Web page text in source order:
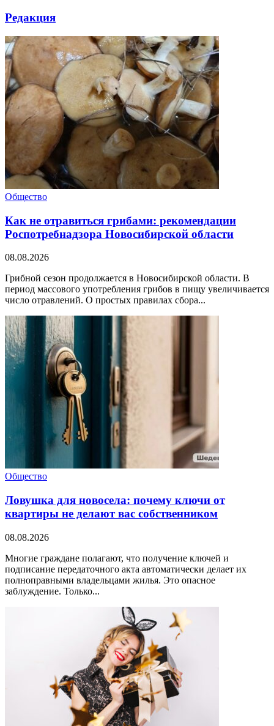
Редакция
Общество
Как не отравиться грибами: рекомендации
Роспотребнадзора Новосибирской области
08.08.2026
Грибной сезон продолжается в Новосибирской области. В
период массового употребления грибов в пищу увеличивается
число отравлений. О простых правилах сбора...
Общество
Ловушка для новосела: почему ключи от
квартиры не делают вас собственником
08.08.2026
Многие граждане полагают, что получение ключей и
подписание передаточного акта автоматически делает их
полноправными владельцами жилья. Это опасное
заблуждение. Только...